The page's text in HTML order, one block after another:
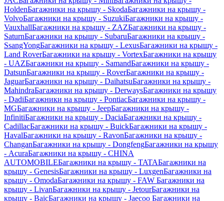
HoldenБагажники на крышу - SkodaБагажники на крышу -
VolvoБагажники на крышу - SuzukiБагажники на крышу -
VauxhallБагажники на крышу - ZAZБагажники на крышу -
SaturnБагажники на крышу - SubaruБагажники на крышу -
SsangYongБагажники на крышу - LexusБагажники на крышу -
Land RoverБагажники на крышу - VortexБагажники на крышу
- UAZБагажники на крышу - SamandБагажники на крышу -
DatsunБагажники на крышу - RoverБагажники на крышу -
JaguarБагажники на крышу - DaihatsuБагажники на крышу -
MahindraБагажники на крышу - DerwaysБагажники на крышу
- DadiБагажники на крышу - PontiacБагажники на крышу -
MGБагажники на крышу - JeepБагажники на крышу -
InfinitiБагажники на крышу - DaciaБагажники на крышу -
CadillacБагажники на крышу - BuickБагажники на крышу -
HavalБагажники на крышу - RavonБагажники на крышу -
ChanganБагажники на крышу - DongfengБагажники на крышу
- AcuraБагажники на крышу - CHINA
AUTOMOBILEБагажники на крышу - TATAБагажники на
крышу - GenesisБагажники на крышу - LuxgenБагажники на
крышу - OmodaБагажники на крышу - FAW Багажники на
крышу - LivanБагажники на крышу - JetourБагажники на
крышу - BaicБагажники на крышу - Jaecoo Багажники на